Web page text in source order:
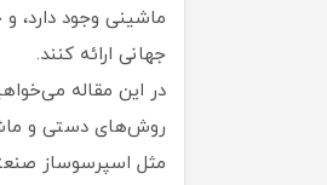
ماشینی وجود دارد،
جهانی ارائه کنند.
در این مقاله
روش‌های دستی و
مثل اسپرسوساز